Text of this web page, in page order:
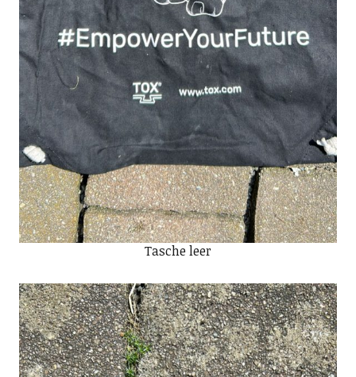
Tasche leer